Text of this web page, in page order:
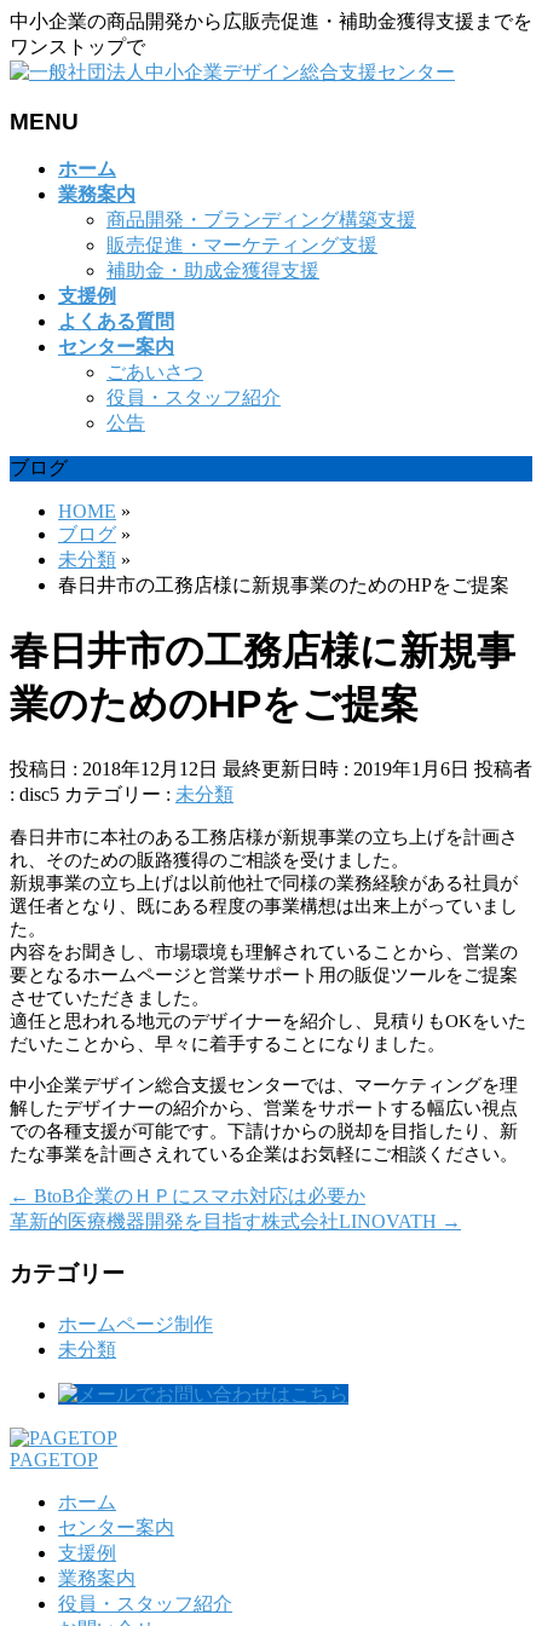
中小企業の商品開発から広販売促進・補助金獲得支援までを
ワンストップで
MENU
ホーム
業務案内
商品開発・ブランディング構築支援
販売促進・マーケティング支援
補助金・助成金獲得支援
支援例
よくある質問
センター案内
ごあいさつ
役員・スタッフ紹介
公告
ブログ
HOME »
ブログ »
未分類 »
春日井市の工務店様に新規事業のためのHPをご提案
春日井市の工務店様に新規事
業のためのHPをご提案
投稿日 : 2018年12月12日 最終更新日時 : 2019年1月6日 投稿者
: disc5 カテゴリー : 未分類
春日井市に本社のある工務店様が新規事業の立ち上げを計画さ
れ、そのための販路獲得のご相談を受けました。
新規事業の立ち上げは以前他社で同様の業務経験がある社員が
選任者となり、既にある程度の事業構想は出来上がっていまし
た。
内容をお聞きし、市場環境も理解されていることから、営業の
要となるホームページと営業サポート用の販促ツールをご提案
させていただきました。
適任と思われる地元のデザイナーを紹介し、見積りもOKをいた
だいたことから、早々に着手することになりました。
中小企業デザイン総合支援センターでは、マーケティングを理
解したデザイナーの紹介から、営業をサポートする幅広い視点
での各種支援が可能です。下請けからの脱却を目指したり、新
たな事業を計画さえれている企業はお気軽にご相談ください。
← BtoB企業のＨＰにスマホ対応は必要か
革新的医療機器開発を目指す株式会社LINOVATH →
カテゴリー
ホームページ制作
未分類
PAGETOP
ホーム
センター案内
支援例
業務案内
役員・スタッフ紹介